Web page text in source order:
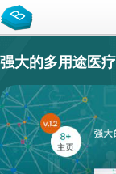
强大的多用途医